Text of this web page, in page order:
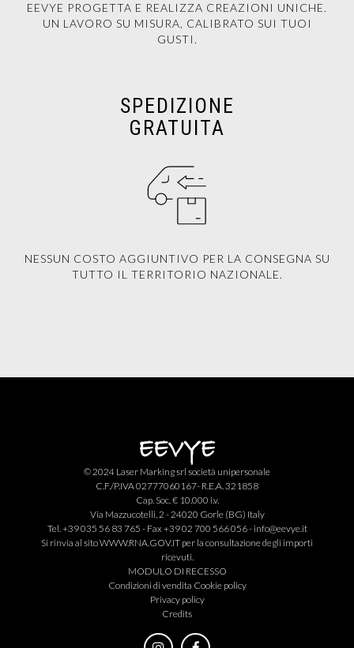
EEVYE PROGETTA E REALIZZA CREAZIONI UNICHE.
UN LAVORO SU MISURA, CALIBRATO SUI TUOI
GUSTI.
SPEDIZIONE
GRATUITA
NESSUN COSTO AGGIUNTIVO PER LA CONSEGNA SU
TUTTO IL TERRITORIO NAZIONALE.
© 2024 Laser Marking srl società unipersonale
C.F./P.IVA 02777060167- R.E.A. 321858
Cap. Soc. € 10.000 i.v.
Via Mazzucotelli, 2 - 24020 Gorle (BG) Italy
Tel. +39 035 56 83 765 - Fax +39 02 700 566 056 - info@eevye.it
Si rinvia al sitoWWW.RNA.GOV.IT per la consultazione degli importi
ricevuti.
MODULO DI RECESSO
Condizioni di vendita Cookie policy
Privacy policy
Credits